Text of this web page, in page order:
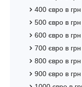
400 євро в
500 євро в
600 євро в
700 євро в
800 євро в
900 євро в